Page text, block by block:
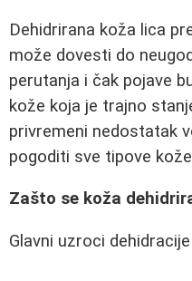
Dehidrirana koža lica
može dovesti do
perutanja i čak pojave
kože koja je trajno
privremeni nedostatak
pogoditi sve tipove
Zašto se koža
Glavni uzroci